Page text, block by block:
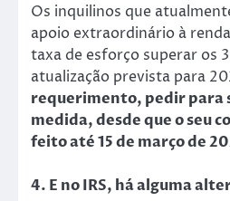
Os inquilinos que
apoio extraordinário à
taxa de esforço superar os
atualização prevista para
requerimento, pedir para
medida, desde que o seu
feito até 15 de março de
4. E no IRS, há alguma